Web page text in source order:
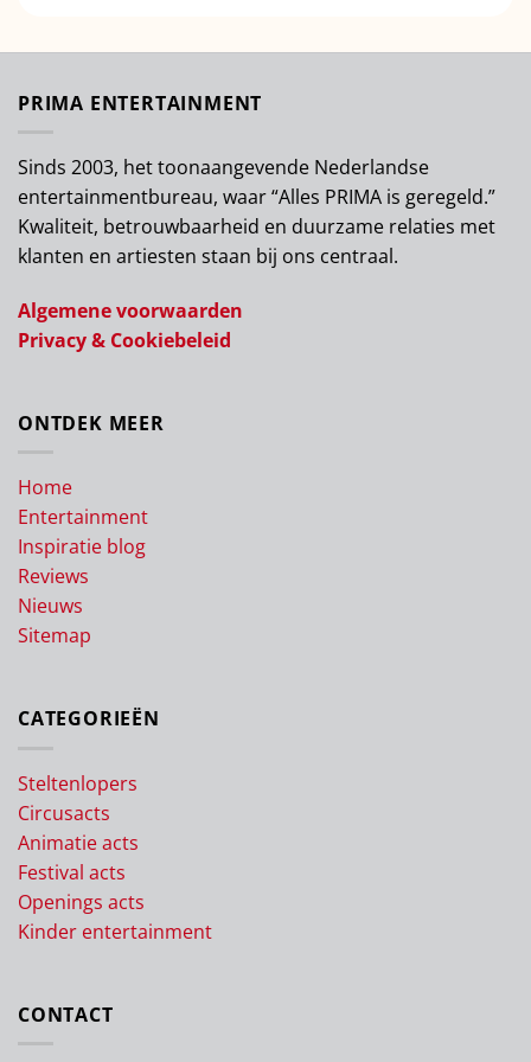
PRIMA ENTERTAINMENT
Sinds 2003, het toonaangevende Nederlandse
entertainmentbureau, waar “Alles PRIMA is geregeld.”
Kwaliteit, betrouwbaarheid en duurzame relaties met
klanten en artiesten staan bij ons centraal.
Algemene voorwaarden
Privacy & Cookiebeleid
ONTDEK MEER
Home
Entertainment
Inspiratie blog
Reviews
Nieuws
Sitemap
CATEGORIEËN
Steltenlopers
Circusacts
Animatie acts
Festival acts
Openings acts
Kinder entertainment
CONTACT